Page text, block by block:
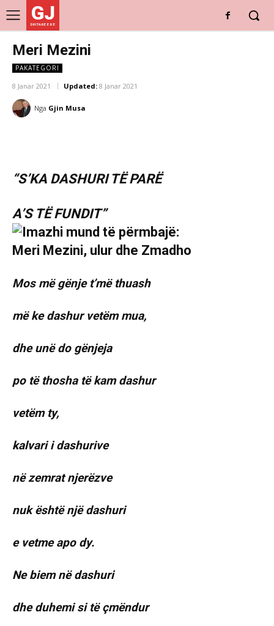
GJ
DRITARE E RE
Meri Mezini
PAKATEGORI
8 Janar 2021 Updated: 8 Janar 2021
Nga Gjin Musa
“S’KA DASHURI TË PARË
A’S TË FUNDIT”
Mos më gënje t’më thuash
më ke dashur vetëm mua,
dhe unë do gënjeja
po të thosha të kam dashur
vetëm ty,
kalvari i dashurive
në zemrat njerëzve
nuk është një dashuri
e vetme apo dy.
Ne biem në dashuri
dhe duhemi si të çmëndur